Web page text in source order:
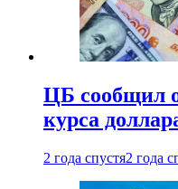
ЦБ сообщил
курса
2 года спустя2 года